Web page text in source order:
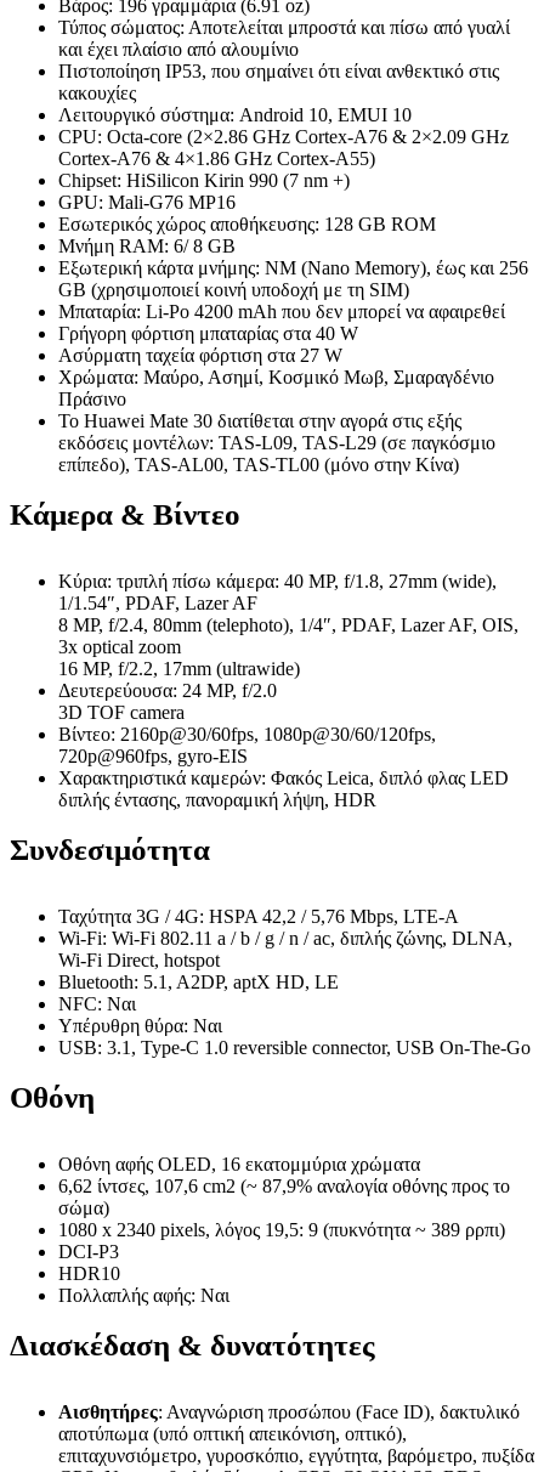
Βάρος: 196 γραμμάρια (6.91 oz)
Τύπος σώματος: Αποτελείται μπροστά και πίσω από γυαλί
και έχει πλαίσιο από αλουμίνιο
Πιστοποίηση IP53, που σημαίνει ότι είναι ανθεκτικό στις
κακουχίες
Λειτουργικό σύστημα: Android 10, EMUI 10
CPU: Octa-core (2×2.86 GHz Cortex-A76 & 2×2.09 GHz
Cortex-A76 & 4×1.86 GHz Cortex-A55)
Chipset: HiSilicon Kirin 990 (7 nm +)
GPU: Mali-G76 ΜΡ16
Εσωτερικός χώρος αποθήκευσης: 128 GB ROM
Μνήμη RAM: 6/ 8 GB
Εξωτερική κάρτα μνήμης: NM (Nano Memory), έως και 256
GB (χρησιμοποιεί κοινή υποδοχή με τη SIM)
Μπαταρία: Li-Po 4200 mAh που δεν μπορεί να αφαιρεθεί
Γρήγορη φόρτιση μπαταρίας στα 40 W
Ασύρματη ταχεία φόρτιση στα 27 W
Χρώματα: Μαύρο, Ασημί, Κοσμικό Μωβ, Σμαραγδένιο
Πράσινο
Το Huawei Mate 30 διατίθεται στην αγορά στις εξής
εκδόσεις μοντέλων: TAS-L09, TAS-L29 (σε παγκόσμιο
επίπεδο), TAS-AL00, TAS-TL00 (μόνο στην Κίνα)
Κάμερα & Βίντεο
Κύρια: τριπλή πίσω κάμερα: 40 MP, f/1.8, 27mm (wide),
1/1.54″, PDAF, Lazer AF
8 MP, f/2.4, 80mm (telephoto), 1/4″, PDAF, Lazer AF, OIS,
3x optical zoom
16 MP, f/2.2, 17mm (ultrawide)
Δευτερεύουσα: 24 MP, f/2.0
3D TOF camera
Βίντεο: 2160p@30/60fps, 1080p@30/60/120fps,
720p@960fps, gyro-EIS
Χαρακτηριστικά καμερών: Φακός Leica, διπλό φλας LED
διπλής έντασης, πανοραμική λήψη, HDR
Συνδεσιμότητα
Ταχύτητα 3G / 4G: HSPA 42,2 / 5,76 Mbps, LTE-A
Wi-Fi: Wi-Fi 802.11 a / b / g / n / ac, διπλής ζώνης, DLNA,
Wi-Fi Direct, hotspot
Bluetooth: 5.1, A2DP, aptX HD, LE
NFC: Ναι
Υπέρυθρη θύρα: Ναι
USB: 3.1, Type-C 1.0 reversible connector, USB On-The-Go
Οθόνη
Οθόνη αφής OLED, 16 εκατομμύρια χρώματα
6,62 ίντσες, 107,6 cm2 (~ 87,9% αναλογία οθόνης προς το
σώμα)
1080 x 2340 pixels, λόγος 19,5: 9 (πυκνότητα ~ 389 ρρπι)
DCI-P3
HDR10
Πολλαπλής αφής: Ναι
Διασκέδαση & δυνατότητες
Αισθητήρες: Αναγνώριση προσώπου (Face ID), δακτυλικό
αποτύπωμα (υπό οπτική απεικόνιση, οπτικό),
επιταχυνσιόμετρο, γυροσκόπιο, εγγύτητα, βαρόμετρο, πυξίδα